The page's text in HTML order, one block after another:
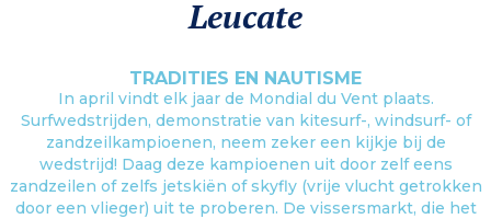
Leucate
TRADITIES EN NAUTISME
In april vindt elk jaar de Mondial du Vent plaats.
Surfwedstrijden, demonstratie van kitesurf-, windsurf- of
zandzeilkampioenen, neem zeker een kijkje bij de
wedstrijd! Daag deze kampioenen uit door zelf eens
zandzeilen of zelfs jetskiën of skyfly (vrije vlucht getrokken
door een vlieger) uit te proberen. De vissersmarkt, die het